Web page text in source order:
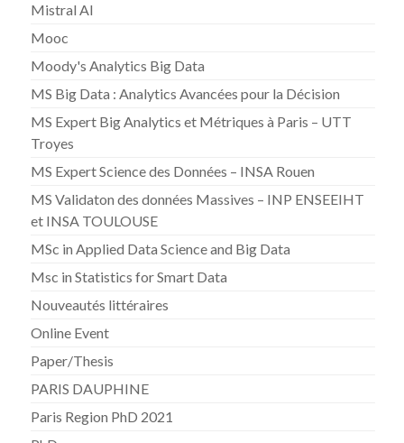
Mistral AI
Mooc
Moody's Analytics Big Data
MS Big Data : Analytics Avancées pour la Décision
MS Expert Big Analytics et Métriques à Paris – UTT
Troyes
MS Expert Science des Données – INSA Rouen
MS Validaton des données Massives – INP ENSEEIHT
et INSA TOULOUSE
MSc in Applied Data Science and Big Data
Msc in Statistics for Smart Data
Nouveautés littéraires
Online Event
Paper/Thesis
PARIS DAUPHINE
Paris Region PhD 2021